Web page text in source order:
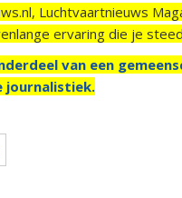
Luchtvaartnieuws
ervaring die je
van een
journalistiek.